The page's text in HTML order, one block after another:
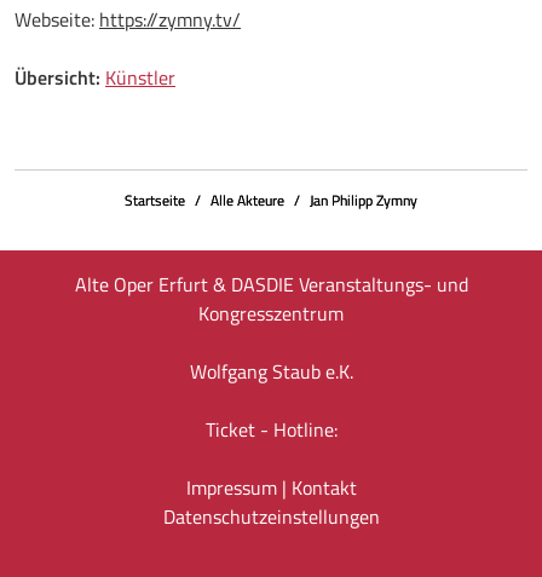
Webseite: https://zymny.tv/
Übersicht: Künstler
Startseite Alle Akteure Jan Philipp Zymny
Alte Oper Erfurt & DASDIE Veranstaltungs- und
Kongresszentrum
Wolfgang Staub e.K.
Ticket - Hotline:
Impressum| Kontakt
Datenschutz­einstellungen